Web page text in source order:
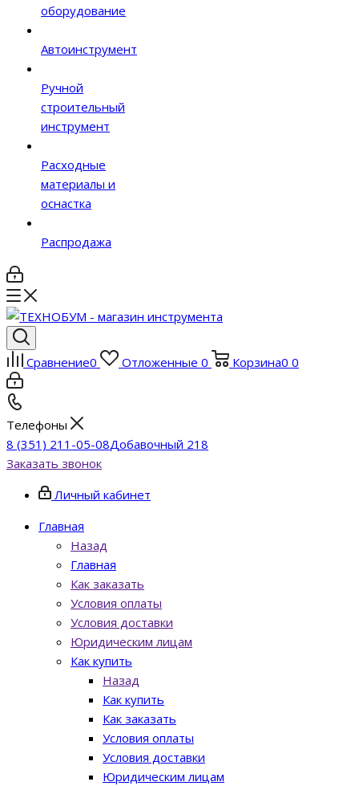
оборудование
Автоинструмент
Ручной
строительный
инструмент
Расходные
материалы и
оснастка
Распродажа
Сравнение0 Отложенные 0 Корзина0 0
Телефоны
8 (351) 211-05-08Добавочный 218
Заказать звонок
Личный кабинет
Главная
Назад
Главная
Как заказать
Условия оплаты
Условия доставки
Юридическим лицам
Как купить
Назад
Как купить
Как заказать
Условия оплаты
Условия доставки
Юридическим лицам